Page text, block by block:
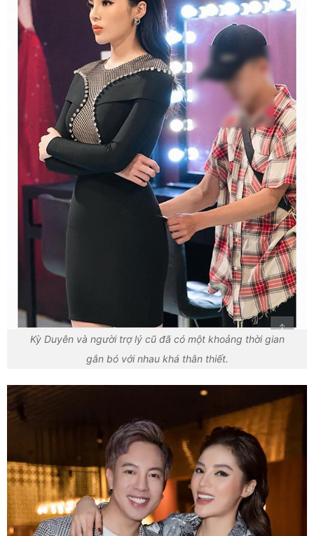
Kỳ Duyên và người trợ lý cũ đã có một khoảng thời gian
gắn bó với nhau khá thân thiết.